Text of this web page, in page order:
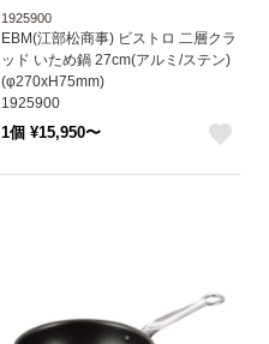
1925900
EBM(江部松商事) ビストロ 二層クラ
ッド いため鍋 27cm(アルミ/ステン)
(φ270xH75mm)
1925900
1個 ¥15,950〜